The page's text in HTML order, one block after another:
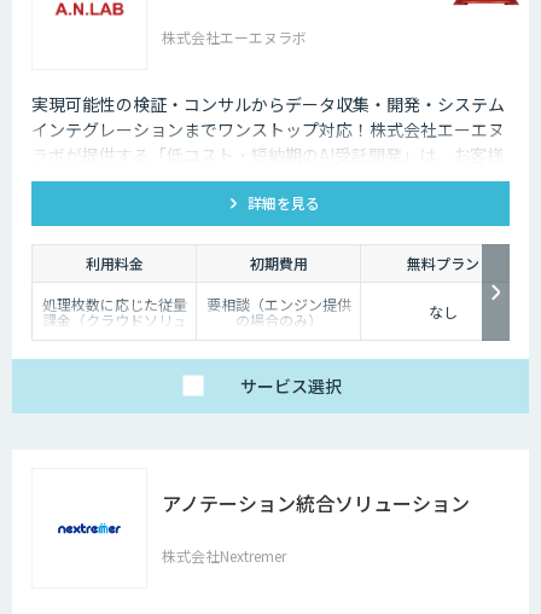
株式会社エーエヌラボ
実現可能性の検証・コンサルからデータ収集・開発・システム
インテグレーションまでワンストップ対応！株式会社エーエヌ
ラボが提供する「低コスト・短納期のAI受託開発」は、お客様
のニーズにピッタリ合った画像AIソリューション開発します。
200件以上の実績。無料トライアルもあり、初めての方でも安
心してお任せください！
詳細を見る
利用料金 初期費用
無料プラン
処理枚数に応じた従量
課金（クラウドソリュ
ーション）、オンプレ
に応じて柔軟に対応し
ます。データ処理のみ
希望する場合は、目安
要相談（エンジン提供
の場合のみ） なし
サービス選択
アノテーション統合ソリューション
株式会社Nextremer